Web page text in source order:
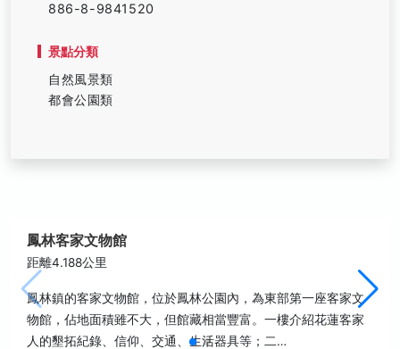
886-8-9841520
景點分類
自然風景類
都會公園類
鳳林客家文物館
距離4.188公里
鳳林鎮的客家文物館，位於鳳林公園內，為東部第一座客家文
物館，佔地面積雖不大，但館藏相當豐富。一樓介紹花蓮客家
人的墾拓紀錄、信仰、交通、生活器具等；二…